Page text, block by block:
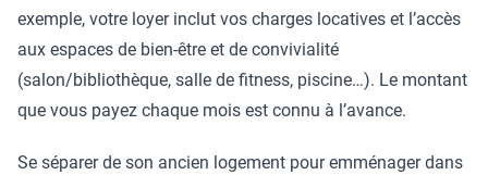
exemple, votre loyer inclut vos charges locatives et l’accès
aux espaces de bien-être et de convivialité
(salon/bibliothèque, salle de fitness, piscine…). Le montant
que vous payez chaque mois est connu à l’avance.
Se séparer de son ancien logement pour emménager dans